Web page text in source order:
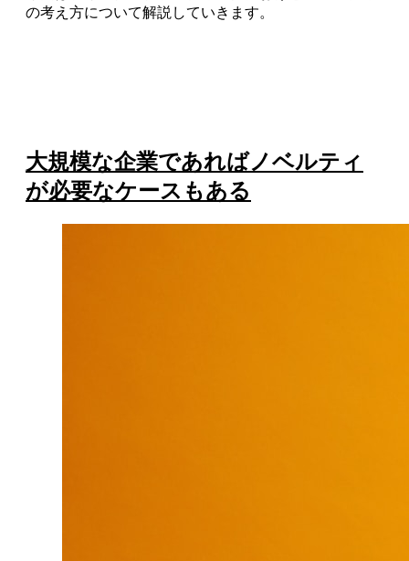
の考え方について解説していきます。
大規模な企業であればノベルティ
が必要なケースもある